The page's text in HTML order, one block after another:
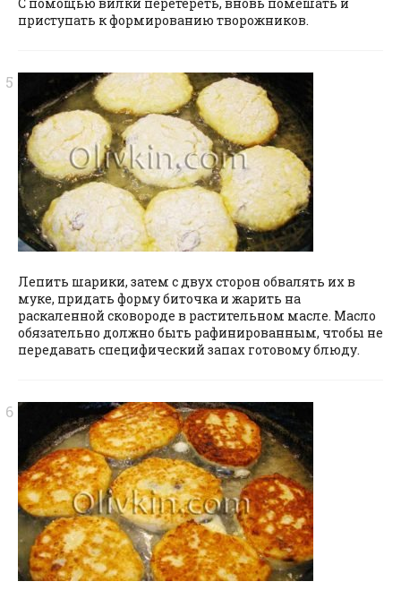
приступать к формированию творожников.
Лепить шарики, затем с двух сторон обвалять их в
муке, придать форму биточка и жарить на
раскаленной сковороде в растительном масле. Масло
обязательно должно быть рафинированным, чтобы не
передавать специфический запах готовому блюду.